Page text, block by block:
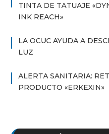
TINTA DE TATUAJE
INK REACH»
LA OCUC AYUDA A
LUZ
ALERTA SANITARIA:
PRODUCTO «ERKEXIN»